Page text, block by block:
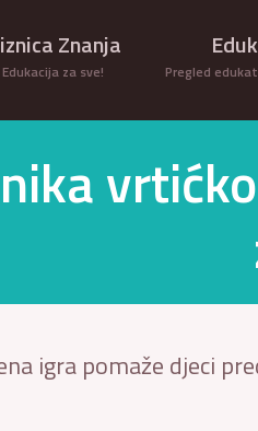
Znanja
Edukacija za sve! Pregled
igra pomaže djeci